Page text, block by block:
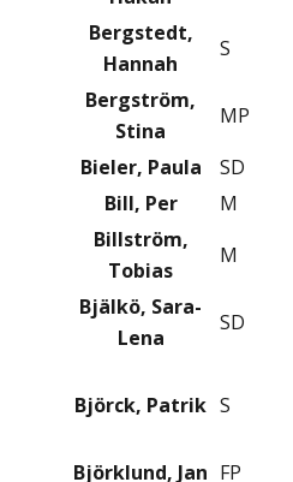
Bergstedt,
Hannah
S
Bergström,
Stina
MP
Bieler, Paula
SD
Bill, Per
M
Billström,
Tobias
M
Bjälkö, Sara-
Lena
SD
Björck, Patrik S
Björklund, Jan FP